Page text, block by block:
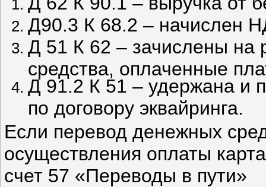
Д90.3 К 68.2 – начислен
Д 51 К 62 – зачислены на
средства, оплаченные
Д 91.2 К 51 – удержана и
по договору эквайринга.
Если перевод денежных
осуществления оплаты
счет 57 «Переводы в пути»